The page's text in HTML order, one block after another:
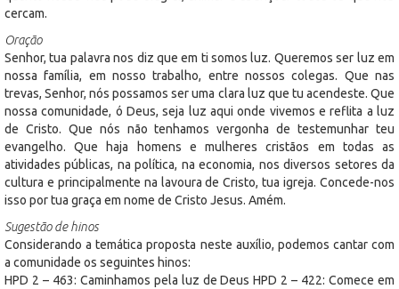
cercam.
Oração
Senhor, tua palavra nos diz que em ti somos luz. Queremos ser luz em
nossa família, em nosso trabalho, entre nossos colegas. Que nas
trevas, Senhor, nós possamos ser uma clara luz que tu acendeste. Que
nossa comunidade, ó Deus, seja luz aqui onde vivemos e reflita a luz
de Cristo. Que nós não tenhamos vergonha de testemunhar teu
evangelho. Que haja homens e mulheres cristãos em todas as
atividades públicas, na política, na economia, nos diversos setores da
cultura e principalmente na lavoura de Cristo, tua igreja. Concede-nos
isso por tua graça em nome de Cristo Jesus. Amém.
Sugestão de hinos
Considerando a temática proposta neste auxílio, podemos cantar com
a comunidade os seguintes hinos:
HPD 2 – 463: Caminhamos pela luz de Deus HPD 2 – 422: Comece em